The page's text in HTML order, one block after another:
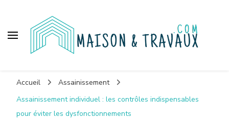
Accueil
Assainissement
Assainissement individuel : les contrôles indispensables
pour éviter les dysfonctionnements